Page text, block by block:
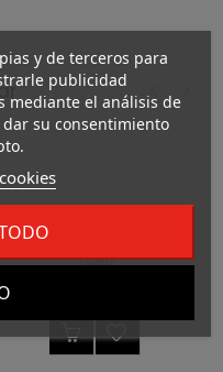
‹
y de terceros para
publicidad
mediante el análisis de
su consentimiento